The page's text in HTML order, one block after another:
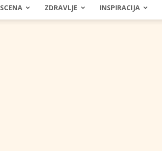
Novi
SCENA ZDRAVLJE INSPIRACIJA